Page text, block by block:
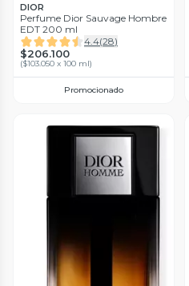
DIOR
Perfume Dior Sauvage Hombre
EDT 200 ml
4.4(28)
$206.100
($103.050 x 100 ml)
Promocionado